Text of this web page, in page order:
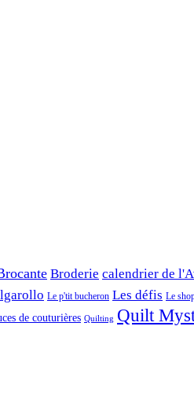
Broderie calendrier de
Le p'tit bucheron Les défis Le
de couturières Quilting Quilt